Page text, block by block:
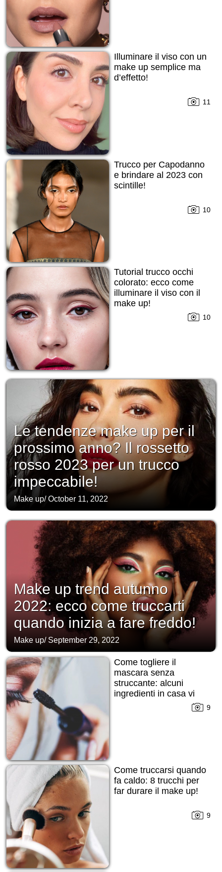
Illuminare il viso con un
make up semplice ma
d’effetto!
11
Trucco per Capodanno
е brindare al 2023 con
scintille!
10
Tutorial trucco occhi
colorato: ecco come
illuminare il viso con il
make up!
10
Le tendenze make up per il
prossimo anno? Il rossetto
rosso 2023 per un trucco
impeccabile!
Make up/October 11, 2022
Make up trend autunno
2022: ecco come truccarti
quando inizia a fare freddo!
Make up/ September 29, 2022
Come togliere il
mascara senza
struccante: alcuni
ingredienti in casa vi
9
Come truccarsi quando
fa caldo: 8 trucchi per
far durare il make up!
9